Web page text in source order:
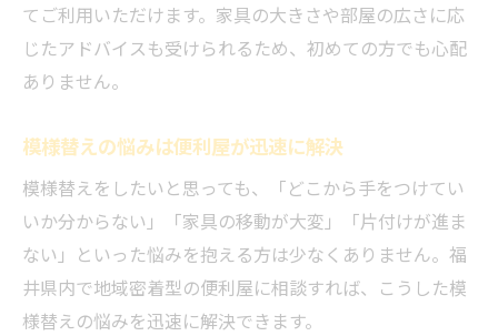
てご利用いただけます。家具の大きさや部屋の広さに応
じたアドバイスも受けられるため、初めての方でも心配
ありません。
模様替えの悩みは便利屋が迅速に解決
模様替えをしたいと思っても、「どこから手をつけてい
いか分からない」「家具の移動が大変」「片付けが進ま
ない」といった悩みを抱える方は少なくありません。福
井県内で地域密着型の便利屋に相談すれば、こうした模
様替えの悩みを迅速に解決できます。